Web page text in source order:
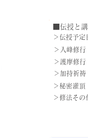
■伝授と
＞伝授予定
＞入峰修行
＞護摩修行
＞加持祈祷
＞秘密灌頂
＞修法その